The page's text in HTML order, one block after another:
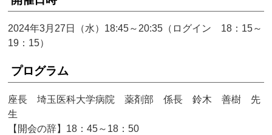
2024年3月27日（水）18:45～20:35（ログイン 18：15～
19：15）
プログラム
座長 埼玉医科大学病院 薬剤部 係長 鈴木 善樹 先
生
【開会の辞】18：45～18：50